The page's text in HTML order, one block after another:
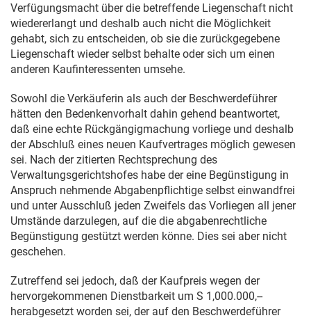
Verfügungsmacht über die betreffende Liegenschaft nicht
wiedererlangt und deshalb auch nicht die Möglichkeit
gehabt, sich zu entscheiden, ob sie die zurückgegebene
Liegenschaft wieder selbst behalte oder sich um einen
anderen Kaufinteressenten umsehe.
Sowohl die Verkäuferin als auch der Beschwerdeführer
hätten den Bedenkenvorhalt dahin gehend beantwortet,
daß eine echte Rückgängigmachung vorliege und deshalb
der Abschluß eines neuen Kaufvertrages möglich gewesen
sei. Nach der zitierten Rechtsprechung des
Verwaltungsgerichtshofes habe der eine Begünstigung in
Anspruch nehmende Abgabenpflichtige selbst einwandfrei
und unter Ausschluß jeden Zweifels das Vorliegen all jener
Umstände darzulegen, auf die die abgabenrechtliche
Begünstigung gestützt werden könne. Dies sei aber nicht
geschehen.
Zutreffend sei jedoch, daß der Kaufpreis wegen der
hervorgekommenen Dienstbarkeit um S 1,000.000,--
herabgesetzt worden sei, der auf den Beschwerdeführer